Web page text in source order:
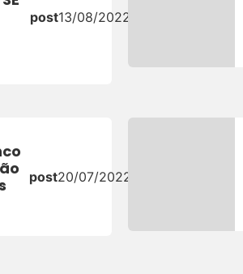
post13/08/2022
post20/07/2022